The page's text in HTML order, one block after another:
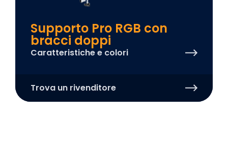
Supporto Pro RGB con
bracci doppi
Caratteristiche e colori
Trova un rivenditore